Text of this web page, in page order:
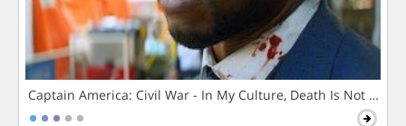
Captain America: Civil War - In My Culture, Death Is Not The